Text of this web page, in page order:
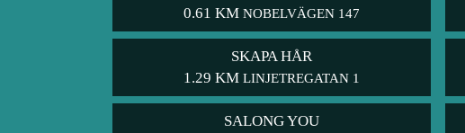
0.61 KM NOBELVÄGEN 147
SKAPA HÅR
1.29 KM LINJETREGATAN 1
SALONG YOU